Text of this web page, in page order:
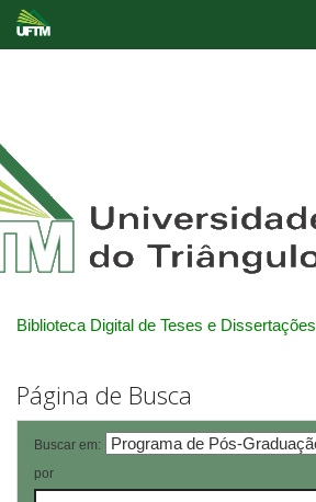
Biblioteca Digital de Teses e Dissertações
Página de Busca
Buscar em:
por